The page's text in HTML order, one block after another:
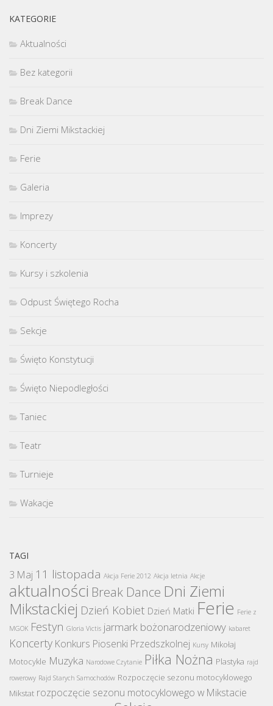
KATEGORIE
Aktualności
Bez kategorii
Break Dance
Dni Ziemi Mikstackiej
Ferie
Galeria
Imprezy
Koncerty
Kursy i szkolenia
Odpust Świętego Rocha
Sekcje
Święto Konstytucji
Święto Niepodległości
Taniec
Teatr
Turnieje
Wakacje
TAGI
3 Maj 11 listopada Akcja Ferie 2012 Akcja letnia Akcje
aktualności Break Dance Dni Ziemi
Mikstackiej Dzień Kobiet Dzień Matki Ferie Ferie z
MGOK Festyn Gloria Victis jarmark bożonarodzeniowy kabaret
Koncerty Konkurs Piosenki Przedszkolnej Kursy Mikołaj
Motocykle Muzyka Narodowe Czytanie Piłka Nożna Plastyka rajd
rowerowy Rajd Starych Samochodów Rozpoczęcie sezonu motocyklowego
Mikstat rozpoczęcie sezonu motocyklowego w Mikstacie